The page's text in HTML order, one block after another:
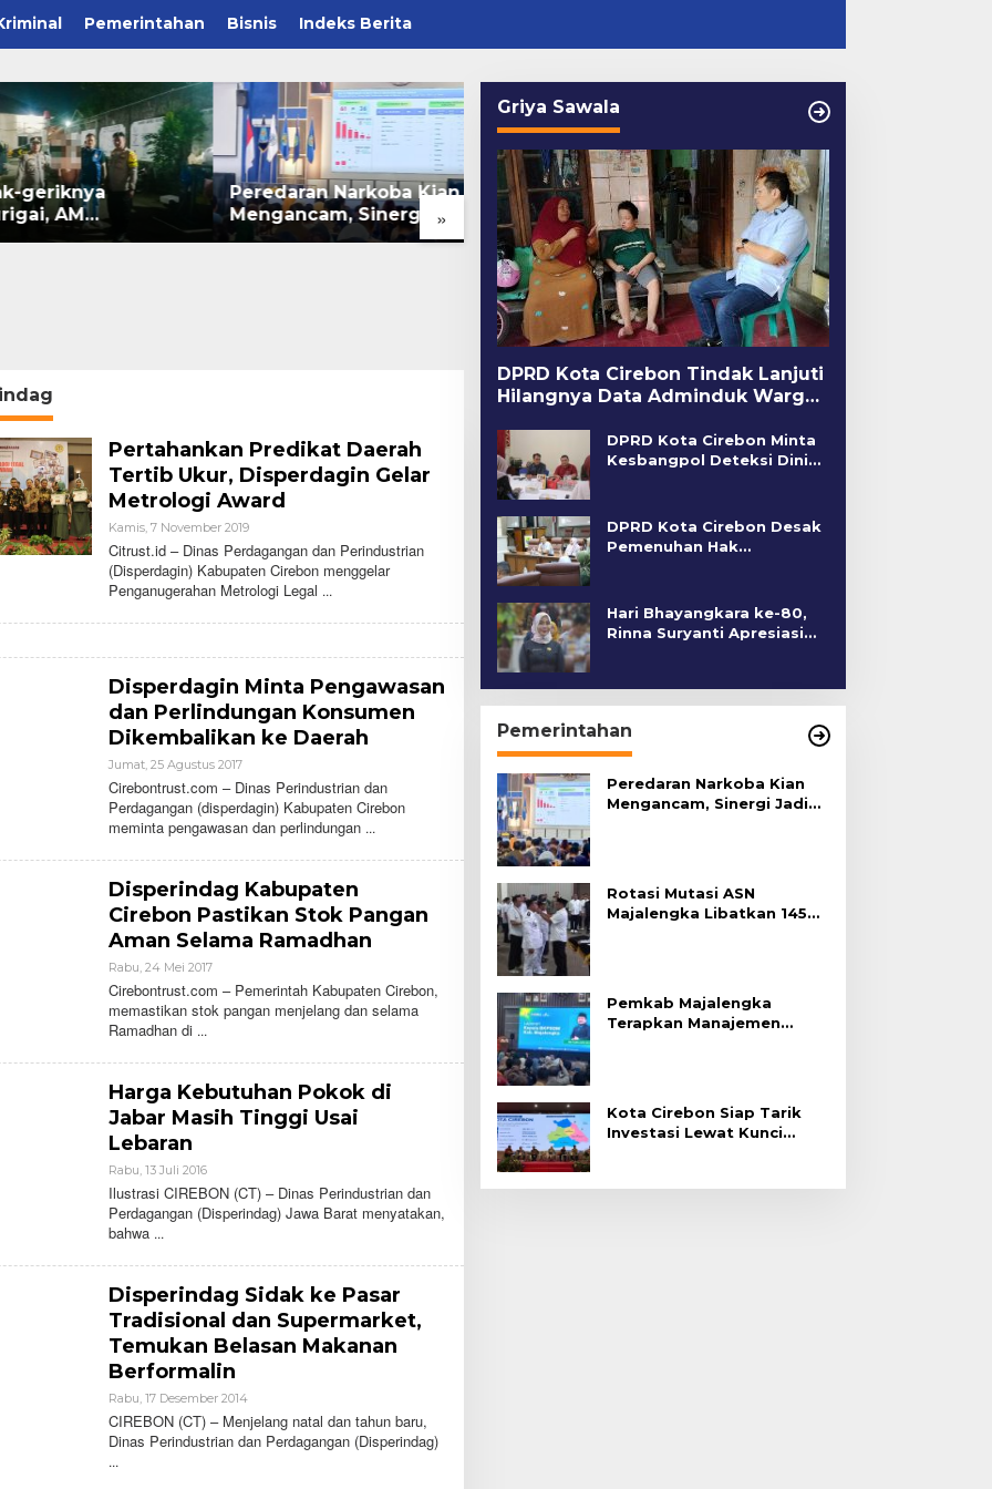
Pemerintahan Bisnis Indeks Berita
»
geriknya
AM
Saat
Peredaran Narkoba Kian
Mengancam, Sinergi
Jadi Kunci Pencegahan
Pengeroyokan di Depan
Wahaha Cirebon, Korban
Tunggu Kejelasan dari
Polisi
Bayi Baru Lahir
Ditemukan di Pos
Kamling
Pertahankan Predikat Daerah
Tertib Ukur, Disperdagin Gelar
Metrologi Award
Kamis, 7 November 2019O
L
E
H
C
T
T
Citrust.id – Dinas Perdagangan dan Perindustrian
(Disperdagin) Kabupaten Cirebon menggelar
Penganugerahan Metrologi Legal
Disperdagin Minta Pengawasan
dan Perlindungan Konsumen
Dikembalikan ke Daerah
Jumat, 25 Agustus 2017O
L
E
H
C
T
U
S
T
Cirebontrust.com – Dinas Perindustrian dan
Perdagangan (disperdagin) Kabupaten Cirebon
meminta pengawasan dan perlindungan
Disperindag Kabupaten
Cirebon Pastikan Stok Pangan
Aman Selama Ramadhan
Rabu, 24 Mei 2017O
E
H
T
U
S
T
Cirebontrust.com – Pemerintah Kabupaten Cirebon,
memastikan stok pangan menjelang dan selama
Ramadhan di
Harga Kebutuhan Pokok di
Jabar Masih Tinggi Usai
Lebaran
Rabu, 13 Juli 2016O
L
E
H
T
U
T
Ilustrasi CIREBON (CT) – Dinas Perindustrian dan
Perdagangan (Disperindag) Jawa Barat menyatakan,
bahwa
Disperindag Sidak ke Pasar
Tradisional dan Supermarket,
Temukan Belasan Makanan
Berformalin
Rabu, 17 Desember 2014O
L
E
H
CIREBON (CT) – Menjelang natal dan tahun baru,
Dinas Perindustrian dan Perdagangan (Disperindag)
Griya Sawala
DPRD Kota Cirebon Tindak Lanjuti
Hilangnya Data Adminduk Warga
DPRD Kota Cirebon Minta
Kesbangpol Deteksi Dini
DPRD Kota Cirebon Desak
Pemenuhan Hak
Hari Bhayangkara ke-80,
Rinna Suryanti Apresiasi
Pemerintahan
Peredaran Narkoba Kian
Mengancam, Sinergi Jadi
Rotasi Mutasi ASN
Majalengka Libatkan 145
Pemkab Majalengka
Terapkan Manajemen
Kota Cirebon Siap Tarik
Investasi Lewat Kunci